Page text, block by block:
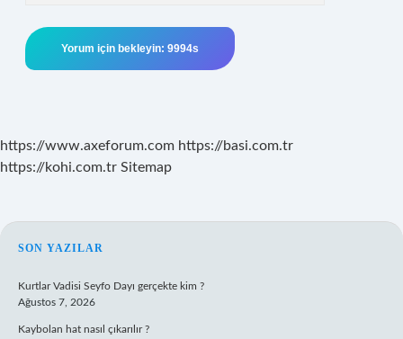
https://www.axeforum.com https://basi.com.tr
https://kohi.com.tr Sitemap
SIDEBAR
SON YAZILAR
Kurtlar Vadisi Seyfo Dayı gerçekte kim ?
Ağustos 7, 2026
Kaybolan hat nasıl çıkarılır ?